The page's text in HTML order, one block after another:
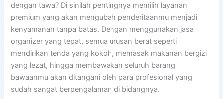
dengan tawa? Di sinilah pentingnya memilih layanan
premium yang akan mengubah penderitaanmu menjadi
kenyamanan tanpa batas. Dengan menggunakan jasa
organizer yang tepat, semua urusan berat seperti
mendirikan tenda yang kokoh, memasak makanan bergizi
yang lezat, hingga membawakan seluruh barang
bawaanmu akan ditangani oleh para profesional yang
sudah sangat berpengalaman di bidangnya.